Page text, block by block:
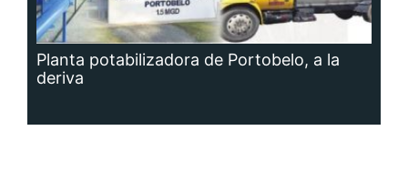
Planta potabilizadora de Portobelo, a la
deriva